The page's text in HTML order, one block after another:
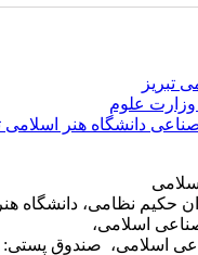
هنر اسلامی تبریز
نظامی، دانشگاه هنر اسلامی